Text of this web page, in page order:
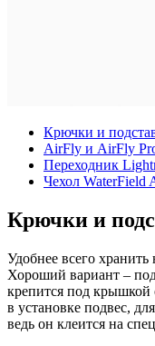
Крючки и
AirFly и AirFly
Переходник
Чехол WaterField
Крючки и
Удобнее всего
Хороший вариант –
крепится под крышкой
в установке подвес,
ведь он клеится на